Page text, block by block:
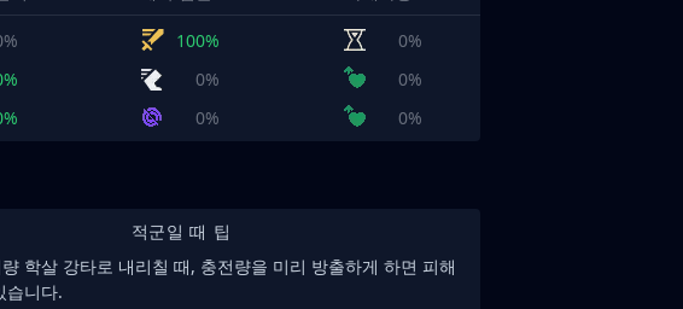
100%
0%
0%
0%
0% 0%
적군일 때 팁
학살 강타로 내리칠 때, 충전량을 미리 방출하게 하면 피해
습니다.